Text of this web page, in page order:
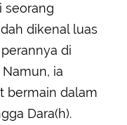
seorang
dikenal luas
di
ia
bermain dalam
Dara(h).